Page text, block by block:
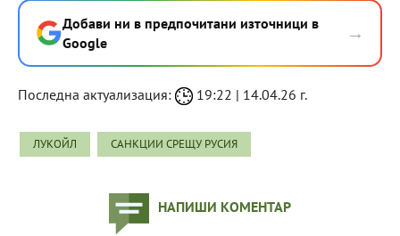
Добави ни в предпочитани източници в
Google
→
Последна актуализация: 19:22 | 14.04.26 г.
ЛУКОЙЛ САНКЦИИ СРЕЩУ РУСИЯ
НАПИШИ КОМЕНТАР